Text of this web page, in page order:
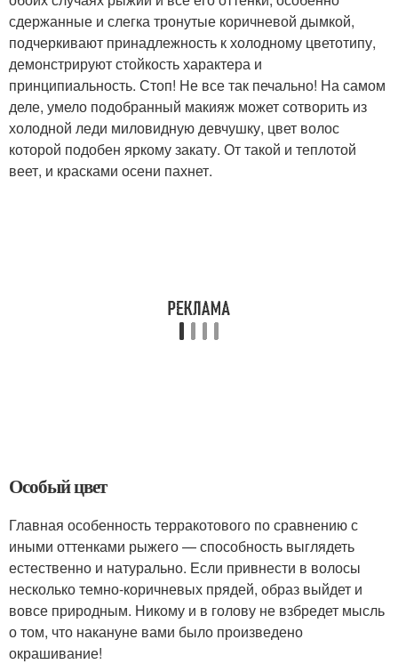
сдержанные и слегка тронутые коричневой дымкой,
подчеркивают принадлежность к холодному цветотипу,
демонстрируют стойкость характера и
принципиальность. Стоп! Не все так печально! На самом
деле, умело подобранный макияж может сотворить из
холодной леди миловидную девчушку, цвет волос
которой подобен яркому закату. От такой и теплотой
веет, и красками осени пахнет.
Особый цвет
Главная особенность терракотового по сравнению с
иными оттенками рыжего — способность выглядеть
естественно и натурально. Если привнести в волосы
несколько темно-коричневых прядей, образ выйдет и
вовсе природным. Никому и в голову не взбредет мысль
о том, что накануне вами было произведено
окрашивание!